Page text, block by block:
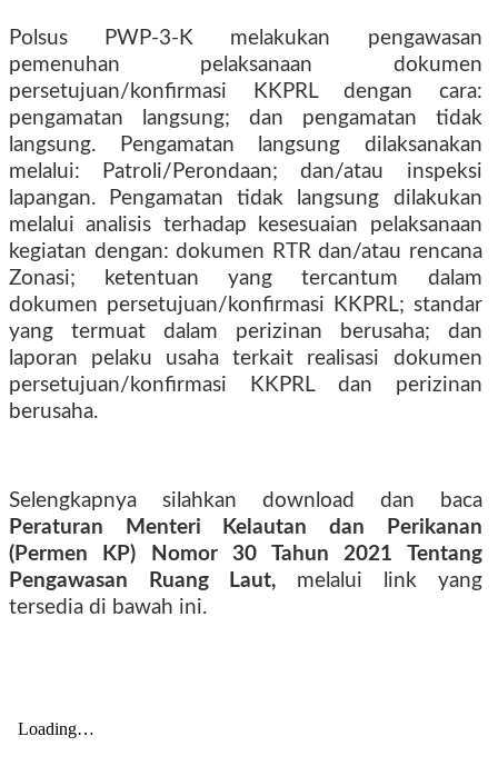
Polsus PWP-3-K melakukan pengawasan
pemenuhan pelaksanaan dokumen
persetujuan/konfirmasi KKPRL dengan cara:
pengamatan langsung; dan pengamatan tidak
langsung. Pengamatan langsung dilaksanakan
melalui: Patroli/Perondaan; dan/atau inspeksi
lapangan. Pengamatan tidak langsung dilakukan
melalui analisis terhadap kesesuaian pelaksanaan
kegiatan dengan: dokumen RTR dan/atau rencana
Zonasi; ketentuan yang tercantum dalam
dokumen persetujuan/konfirmasi KKPRL; standar
yang termuat dalam perizinan berusaha; dan
laporan pelaku usaha terkait realisasi dokumen
persetujuan/konfirmasi KKPRL dan perizinan
berusaha.
Selengkapnya silahkan download dan baca
Peraturan Menteri Kelautan dan Perikanan
(Permen KP) Nomor 30 Tahun 2021 Tentang
Pengawasan Ruang Laut, melalui link yang
tersedia di bawah ini.